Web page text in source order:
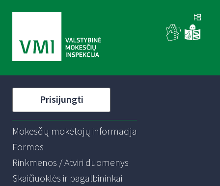
Prisijungti
Mokesčių mokėtojų informacija
Formos
Rinkmenos / Atviri duomenys
Skaičiuoklės ir pagalbininkai